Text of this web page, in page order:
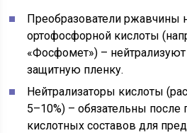
Преобразователи ржавчины
ортофосфорной кислоты
«Фосфомет») –
защитную пленку.
Нейтрализаторы кислоты
5–10%) – обязательны после
кислотных составов для